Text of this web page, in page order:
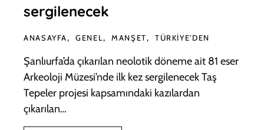
sergilenecek
ANASAYFA GENEL MANŞET TÜRKIYE'DEN
Şanlıurfa’da çıkarılan neolotik döneme ait 81 eser
Arkeoloji Müzesi’nde ilk kez sergilenecek Taş
Tepeler projesi kapsamındaki kazılardan
çıkarılan…